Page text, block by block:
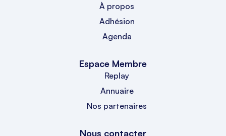
À propos
Adhésion
Agenda
Espace Membre
Replay
Annuaire
Nos partenaires
Nous contacter